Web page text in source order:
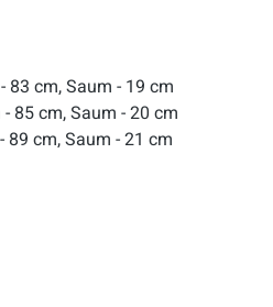
83 cm, Saum - 19 cm
85 cm, Saum - 20 cm
cm, Saum - 21 cm